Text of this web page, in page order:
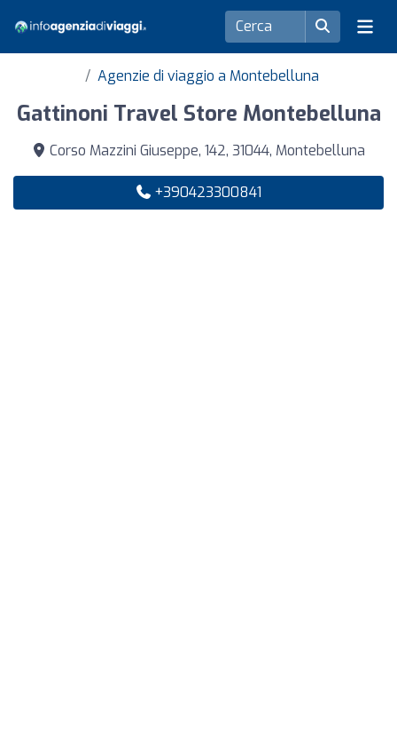
Agenzie di viaggio a Montebelluna
Gattinoni Travel Store Montebelluna
Corso Mazzini Giuseppe, 142, 31044, Montebelluna
+390423300841